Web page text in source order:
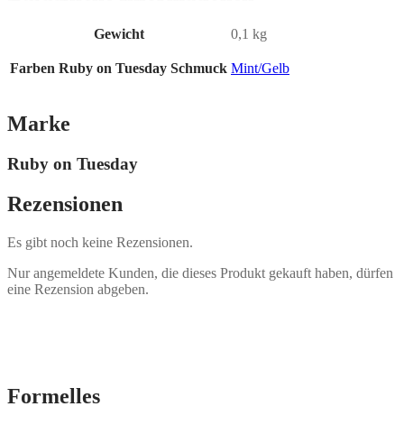
Gewicht 0,1 kg
Farben Ruby on Tuesday Schmuck Mint/Gelb
Marke
Ruby on Tuesday
Rezensionen
Es gibt noch keine Rezensionen.
Nur angemeldete Kunden, die dieses Produkt gekauft haben, dürfen
eine Rezension abgeben.
Formelles